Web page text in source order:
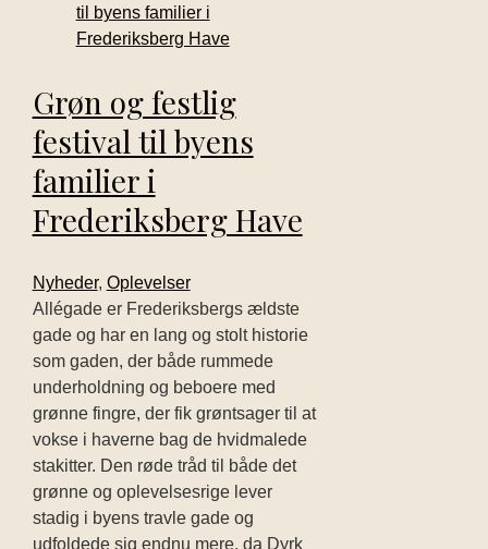
Grøn og festlig
festival til byens
familier i
Frederiksberg Have
Nyheder, Oplevelser
Allégade er Frederiksbergs ældste
gade og har en lang og stolt historie
som gaden, der både rummede
underholdning og beboere med
grønne fingre, der fik grøntsager til at
vokse i haverne bag de hvidmalede
stakitter. Den røde tråd til både det
grønne og oplevelsesrige lever
stadig i byens travle gade og
udfoldede sig endnu mere, da Dyrk